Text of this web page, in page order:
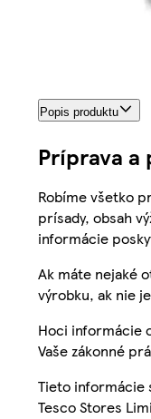
Popis produktu
Príprava a
Robíme všetko
prísady, obsah
informácie
Ak máte nejaké
výrobku, ak nie
Hoci informácie
Vaše zákonné
Tieto informácie
Tesco Stores